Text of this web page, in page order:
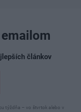
článkov
týždňa – vo štvrtok alebo v